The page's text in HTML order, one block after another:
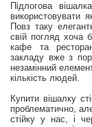
Підлогова
використовувати
Повз таку
свій погляд хоча
кафе та
закладу вже з
незамінний
кількість людей.
Купити вішалку
проблематично,
стійку у нас, і